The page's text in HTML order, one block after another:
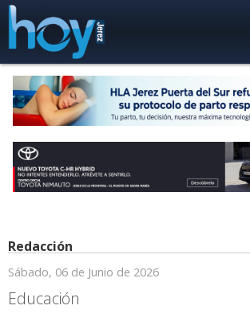
Redacción
Sábado, 06 de Junio de 2026
Educación